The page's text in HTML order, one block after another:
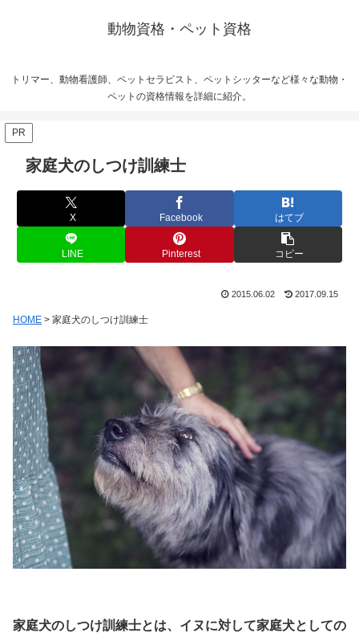
動物資格・ペット資格
トリマー、動物看護師、ペットセラピスト、ペットシッターなど様々な動物・
ペットの資格情報を詳細に紹介。
PR
家庭犬のしつけ訓練士
X Facebook はてブ
LINE Pinterest コピー
2015.06.02 2017.09.15
HOME > 家庭犬のしつけ訓練士
家庭犬のしつけ訓練士とは、イヌに対して家庭犬としての